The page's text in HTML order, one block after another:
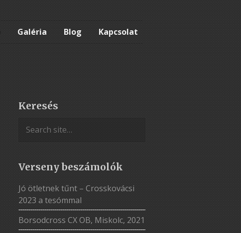
Galéria Blog Kapcsolat
Keresés
Verseny beszámolók
Jó ötletnek tűnt – Crosskovácsi
2023 a tesómmal
Borsodcross CX OB, Miskolc, 2021